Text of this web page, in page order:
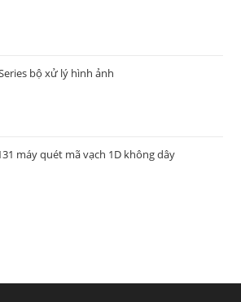
bộ xử lý hình ảnh
máy quét mã vạch 1D không dây